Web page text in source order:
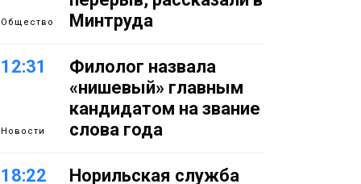
Общество
Минтруда
12:31
Новости
Филолог назвала
«нишевый» главным
кандидатом на звание
слова года
18:22
Норильская служба